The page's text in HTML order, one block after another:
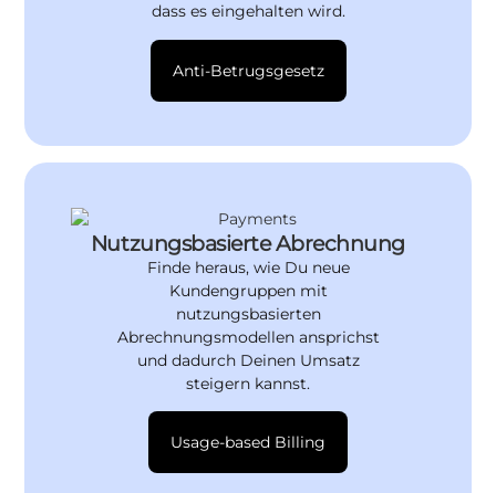
dass es eingehalten wird.
Anti-Betrugsgesetz
Nutzungsbasierte Abrechnung
Finde heraus, wie Du neue
Kundengruppen mit
nutzungsbasierten
Abrechnungsmodellen ansprichst
und dadurch Deinen Umsatz
steigern kannst.
Usage-based Billing